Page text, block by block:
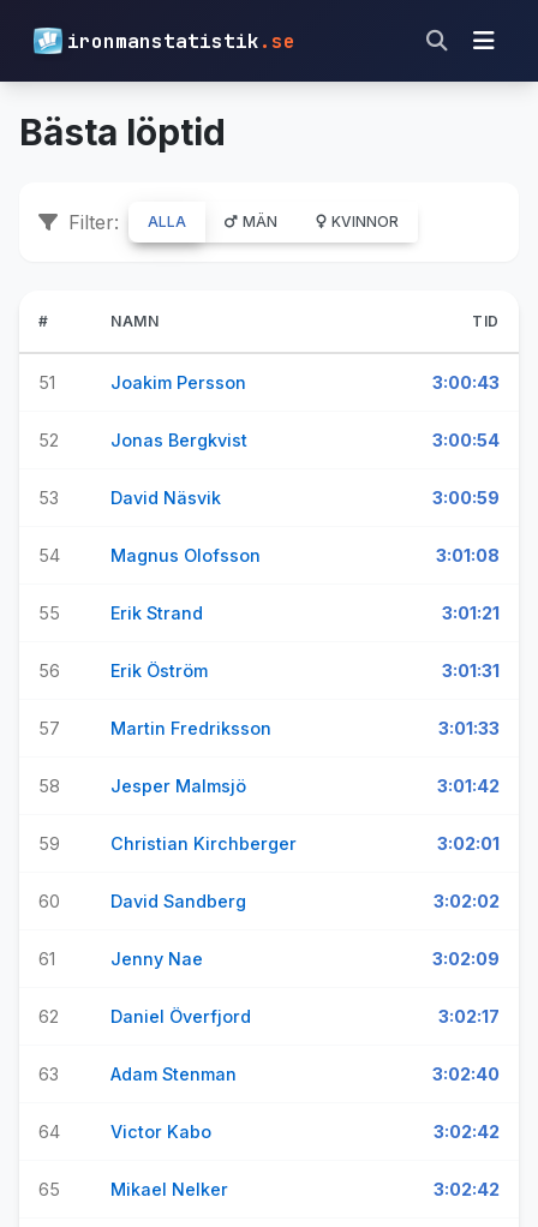
ironmanstatistik.se
Bästa löptid
Filter: ALLA MÄN KVINNOR
# NAMN TID
51 Joakim Persson 3:00:43
52 Jonas Bergkvist 3:00:54
53 David Näsvik 3:00:59
54 Magnus Olofsson 3:01:08
55 Erik Strand 3:01:21
56 Erik Öström 3:01:31
57 Martin Fredriksson 3:01:33
58 Jesper Malmsjö 3:01:42
59 Christian Kirchberger 3:02:01
60 David Sandberg 3:02:02
61 Jenny Nae 3:02:09
62 Daniel Överfjord 3:02:17
63 Adam Stenman 3:02:40
64 Victor Kabo 3:02:42
65 Mikael Nelker 3:02:42